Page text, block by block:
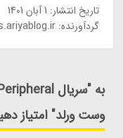
تاریخ انتشار: 1 آبان 1401
گردآورنده:
وست ورلد" امتیاز